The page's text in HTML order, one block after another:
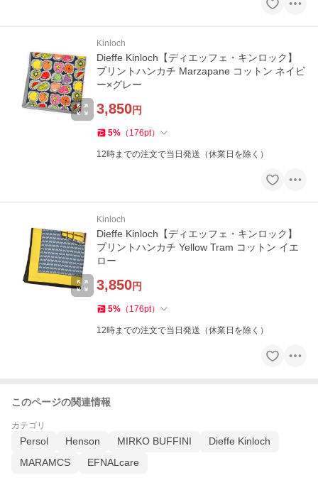
Kinloch
Dieffe Kinloch【ディエッフェ・キンロック】
プリントハンカチ Marzapane コットン ネイビ
ー×グレー
3,850円
5% （ 176pt）
12時までの注文で当日発送（休業日を除く）
Kinloch
Dieffe Kinloch【ディエッフェ・キンロック】
プリントハンカチ Yellow Tram コットン イエ
ロー
3,850円
5% （ 176pt）
12時までの注文で当日発送（休業日を除く）
このページの関連情報
カテゴリ
Persol Henson MIRKO BUFFINI
Dieffe Kinloch
MARAMCS
EFNALcare